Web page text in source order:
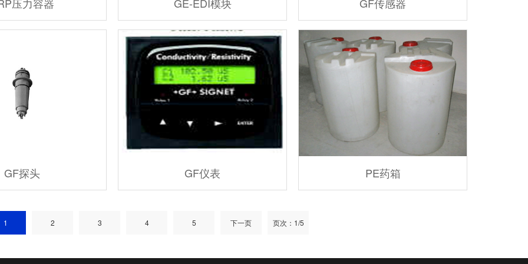
GF探头 GF仪表 PE药箱
1 2 3 4 5 下一页 页次：1/5